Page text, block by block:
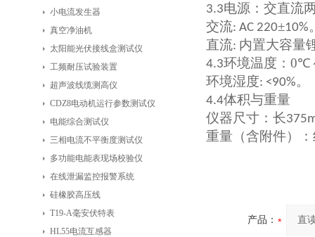
小电流发生器
真空净油机
太阳能光伏接线盒测试仪
工频耐压试验装置
超声波线缆测高仪
CDZ8电动机运行参数测试仪
电能综合测试仪
三相电流不平衡度测试仪
多功能电能表现场校验仪
在线泄漏监控报警系统
硅橡胶高压线
T19-A毫安伏特表
HL55电流互感器
3.3电源：交直流
交流: AC 220±10%
直流: 内置大容量
4.3环境温度： 0℃
环境湿度: <90%。
4.4体积与重量
仪器尺寸：长
重量（含附件）
产品：